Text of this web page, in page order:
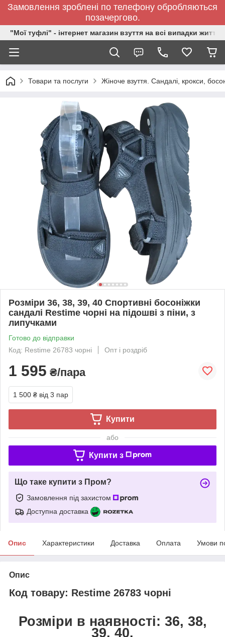
Замовлення зроблені по телефону обробляються
позачергово.
"Мої туфлі" - інтернет магазин взуття на всі випадки життя.
Товари та послуги Жіноче взуття. Сандалі, крокси,
Розміри 36, 38, 39, 40 Спортивні босоніжки
сандалі Restime чорні на підошві з піни, з
липучками
Готово до відправки
Код: Restime 26783 чорні
Опт і роздріб
1 595 ₴/пара
1 500 ₴ від 3 пар
Купити
або
Купити з
Що таке купити з Пром?
Замовлення під захистом
Доступна доставка
Опис Характеристики Доставка Оплата Умови
Опис
Код товару: Restime 26783 чорні
Розміри в наявності: 36, 38,
39, 40.